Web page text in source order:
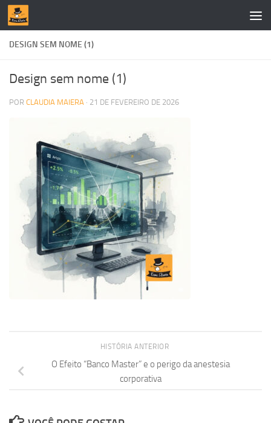
Skip to content
DESIGN SEM NOME (1)
Design sem nome (1)
POR CLAUDIA MAIERA · 21 DE FEVEREIRO DE 2026
HISTÓRIA ANTERIOR
O Efeito “Banco Master” e o perigo da anestesia
corporativa